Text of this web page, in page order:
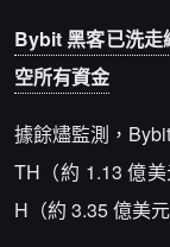
Bybit 黑客已洗走
空所有資金
據餘燼監測，
TH（約 1.13 億
H（約 3.35 億美